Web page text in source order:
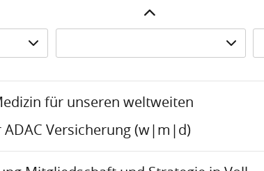
für unseren weltweiten
ADAC Versicherung (w|m|d)